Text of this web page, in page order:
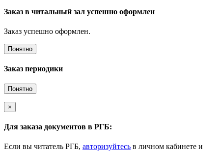
Заказ в читальный зал успешно оформлен
Заказ успешно оформлен.
Понятно
Заказ периодики
Понятно
×
Для заказа документов в РГБ:
Если вы читатель РГБ, авторизуйтесь в личном кабинете и